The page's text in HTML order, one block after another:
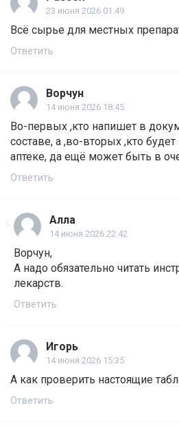
23 июня 2026 01:49
Всё сырье для местных
Ответить
Ворчун
14 июня 2026 18:45
Во-первых ,кто напишет в
составе, а ,во-вторых ,кто будет
аптеке, да ещё может быть в
Ответить
Алла
14 июня 2026 22:42
Ворчун,
А надо обязательно читать
лекарств.
Ответить
Игорь
14 июня 2026 15:35
А как проверить настоящие
Ответить